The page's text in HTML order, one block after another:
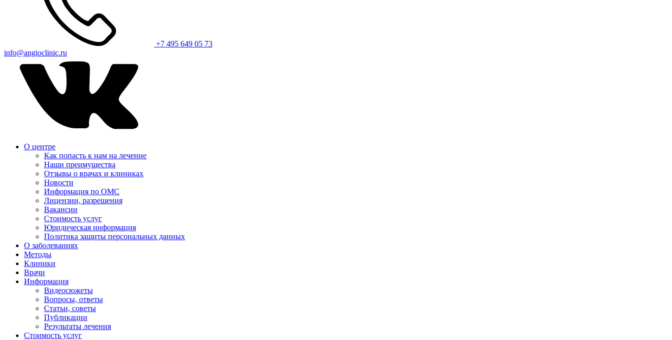
+7 495 649 05 73
info@angioclinic.ru
О центре
Как попасть к нам на лечение
Наши преимущества
Отзывы о врачах и клиниках
Новости
Информация по ОМС
Лицензии, разрешения
Вакансии
Стоимость услуг
Юридическая информация
Политика защиты персональных данных
О заболеваниях
Методы
Клиники
Врачи
Информация
Видеосюжеты
Вопросы, ответы
Статьи, советы
Публикации
Результаты лечения
Стоимость услуг